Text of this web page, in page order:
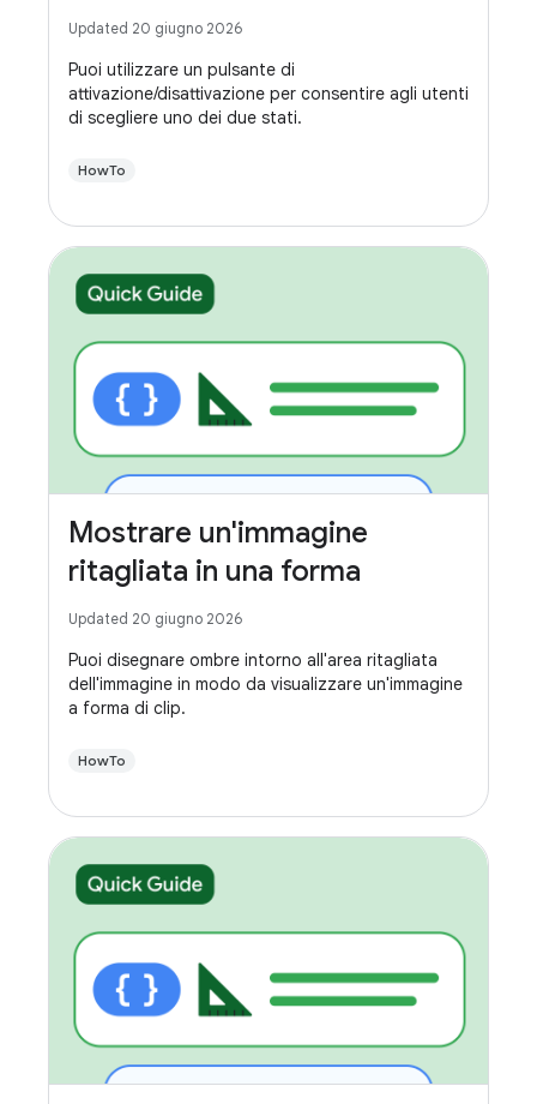
Updated 20 giugno 2026
Puoi utilizzare un pulsante di
attivazione/disattivazione per consentire agli utenti
di scegliere uno dei due stati.
HowTo
Mostrare un'immagine
ritagliata in una forma
Updated 20 giugno 2026
Puoi disegnare ombre intorno all'area ritagliata
dell'immagine in modo da visualizzare un'immagine
a forma di clip.
HowTo